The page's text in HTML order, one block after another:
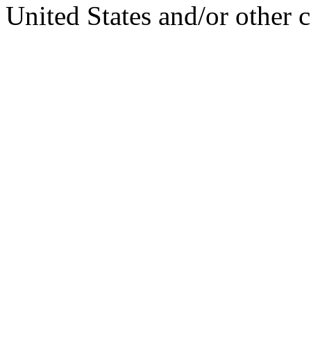
United States and/or other